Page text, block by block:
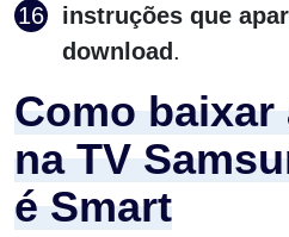
instruções que
download.
Como
na TV
é Smart